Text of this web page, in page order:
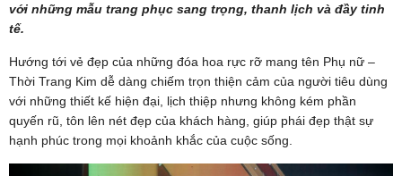
với những mẫu trang phục sang trọng, thanh lịch và đầy tinh
tế.
Hướng tới vẻ đẹp của những đóa hoa rực rỡ mang tên Phụ nữ –
Thời Trang Kim dễ dàng chiếm trọn thiện cảm của người tiêu dùng
với những thiết kế hiện đại, lịch thiệp nhưng không kém phần
quyến rũ, tôn lên nét đẹp của khách hàng, giúp phái đẹp thật sự
hạnh phúc trong mọi khoảnh khắc của cuộc sống.